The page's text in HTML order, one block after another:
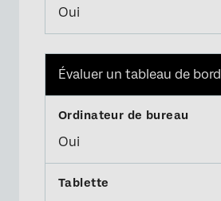
Oui
Évaluer un tableau de bord
Oui